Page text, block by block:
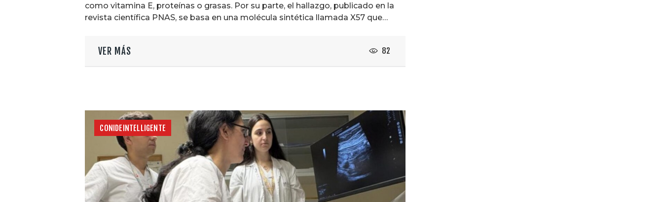
como vitamina E, proteínas o grasas. Por su parte, el hallazgo, publicado en la
revista científica PNAS, se basa en una molécula sintética llamada X57 que…
VER MÁS 82
CONIDEINTELLIGENTE